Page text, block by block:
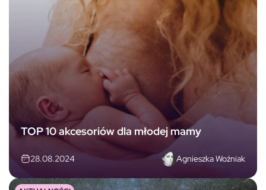
TOP 10 akcesoriów dla młodej mamy
28.08.2024 Agnieszka Woźniak